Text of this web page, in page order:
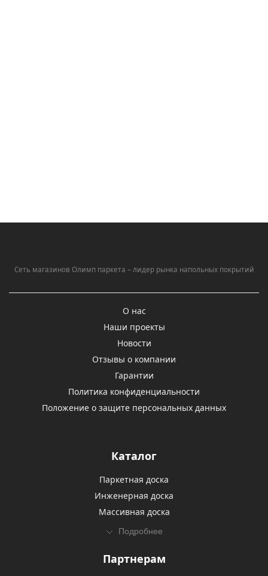
Сеть магазинов Олимп паркета – лидер рынка напольных покрытий
О нас
Наши проекты
Новости
Отзывы о компании
Гарантии
Политика конфиденциальности
Положение о защите персональных данных
Каталог
Паркетная доска
Инженерная доска
Массивная доска
Подробнее
Партнерам